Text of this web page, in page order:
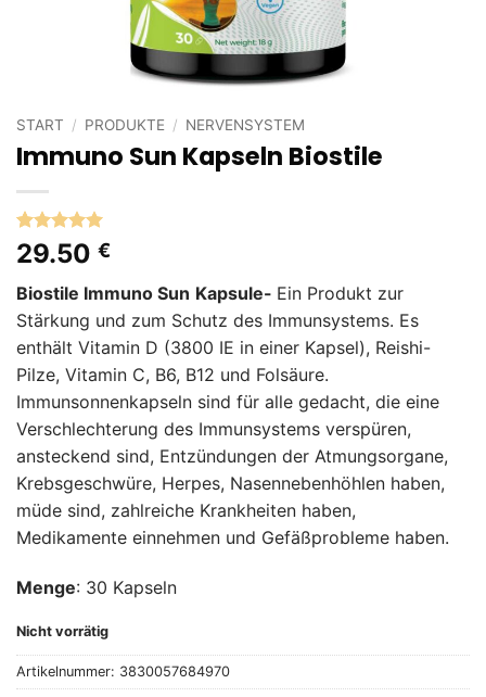
START / PRODUKTE / NERVENSYSTEM
Immuno Sun Kapseln Biostile
Bewertet
mit5von
auf
3
Kundenbewertungen
29.50 €
Biostile Immuno Sun Kapsule- Ein Produkt zur
Stärkung und zum Schutz des Immunsystems. Es
enthält Vitamin D (3800 IE in einer Kapsel), Reishi-
Pilze, Vitamin C, B6, B12 und Folsäure.
Immunsonnenkapseln sind für alle gedacht, die eine
Verschlechterung des Immunsystems verspüren,
ansteckend sind, Entzündungen der Atmungsorgane,
Krebsgeschwüre, Herpes, Nasennebenhöhlen haben,
müde sind, zahlreiche Krankheiten haben,
Medikamente einnehmen und Gefäßprobleme haben.
Menge: 30 Kapseln
Nicht vorrätig
Artikelnummer: 3830057684970